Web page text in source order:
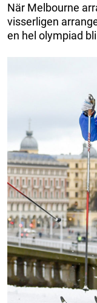
När Melbourne
visserligen
en hel olympiad